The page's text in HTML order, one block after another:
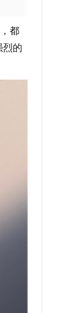
都
烈的